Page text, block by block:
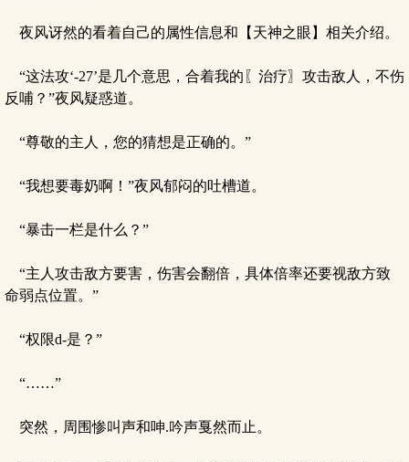
夜风讶然的看着自己的属性信息和【天神之眼】相关介绍。
“这法攻‘-27’是几个意思，合着我的〖治疗〗攻击敌人，不伤
反哺？”夜风疑惑道。
“尊敬的主人，您的猜想是正确的。”
“我想要毒奶啊！”夜风郁闷的吐槽道。
“暴击一栏是什么？”
“主人攻击敌方要害，伤害会翻倍，具体倍率还要视敌方致
命弱点位置。”
“权限d-是？”
“……”
突然，周围惨叫声和呻.吟声戛然而止。